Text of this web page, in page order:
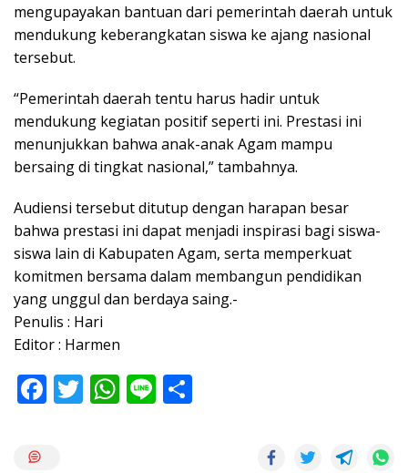
mengupayakan bantuan dari pemerintah daerah untuk
mendukung keberangkatan siswa ke ajang nasional
tersebut.
“Pemerintah daerah tentu harus hadir untuk
mendukung kegiatan positif seperti ini. Prestasi ini
menunjukkan bahwa anak-anak Agam mampu
bersaing di tingkat nasional,” tambahnya.
Audiensi tersebut ditutup dengan harapan besar
bahwa prestasi ini dapat menjadi inspirasi bagi siswa-
siswa lain di Kabupaten Agam, serta memperkuat
komitmen bersama dalam membangun pendidikan
yang unggul dan berdaya saing.-
Penulis : Hari
Editor : Harmen
F T W Li